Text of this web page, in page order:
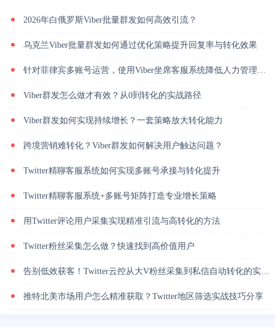
2026年白俄罗斯Viber批量群发如何高效引流？
乌克兰Viber批量群发如何通过优化策略提升回复率与转化效果
针对菲律宾多账号运营，使用Viber坐席客服系统降低人力管理成本
Viber群发怎么做才有效？从0到转化的实战路径
Viber群发如何实现持续增长？一套策略放大转化能力
跨境营销难转化？Viber群发如何解决用户触达问题？
Twitter精聊客服系统如何实现多账号承接与转化提升
Twitter精聊客服系统+多账号矩阵打造专业增长策略
用Twitter评论用户采集实现精准引流与高转化的方法
Twitter粉丝采集怎么做？快速找到高价值用户
告别低效获客！Twitter云控从大V粉丝采集到私信自动转化的实操闭环
推特北美市场用户怎么精准获取？Twitter地区筛选实战技巧分享